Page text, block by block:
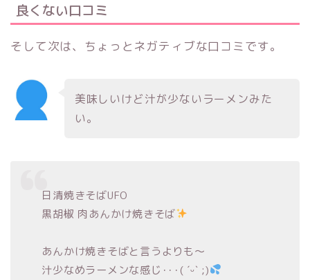
良くない口コミ
そして次は、ちょっとネガティブな口コミです。
美味しいけど汁が少ないラーメンみた
い。
日清焼きそばUFO
黒胡椒 肉あんかけ焼きそば
あんかけ焼きそばと言うよりも〜
汁少なめラーメンな感じ･･･( ˊᵕˋ ;)